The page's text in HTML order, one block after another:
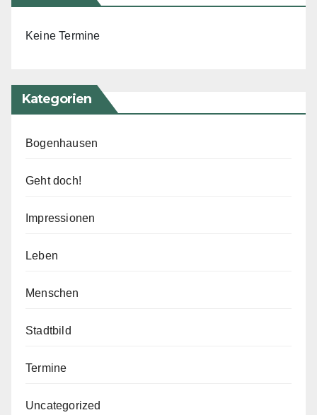
Keine Termine
Kategorien
Bogenhausen
Geht doch!
Impressionen
Leben
Menschen
Stadtbild
Termine
Uncategorized